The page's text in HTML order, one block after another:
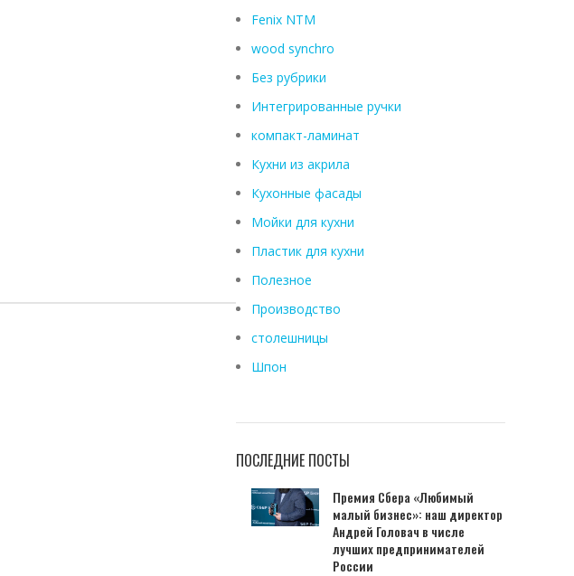
Fenix ​​NTM
wood synchro
Без рубрики
Интегрированные ручки
компакт-ламинат
Кухни из акрила
Кухонные фасады
Мойки для кухни
Пластик для кухни
Полезное
Производство
столешницы
Шпон
ПОСЛЕДНИЕ ПОСТЫ
Премия Сбера «Любимый
малый бизнес»: наш директор
Андрей Головач в числе
лучших предпринимателей
России